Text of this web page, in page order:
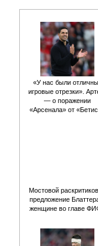
«У нас были
игровые отрезки».
— о поражении
«Арсенала» от
Мостовой
предложение
женщине во главе